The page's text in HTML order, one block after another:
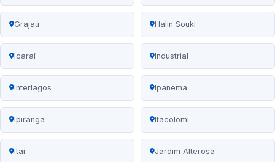
Grajaú Halin Souki
Icaraí Industrial
Interlagos Ipanema
Ipiranga Itacolomi
Itaí Jardim Alterosa